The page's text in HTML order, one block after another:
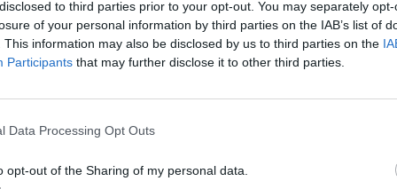
to third parties prior to your opt-out. You may separately
of your personal information by third parties on the IAB’s list of
This information may also be disclosed by us to third parties on the
Participants that may further disclose it to other third parties.
Data Processing Opt Outs
opt-out of the Sharing of my personal data.
vegetal anomenada Heura que emula la
s'ha alçat aquest dijous com la millor startup
el jurat del The Food Factory i que ja ha
del Celler de Can Roca. El seu creador és en
va explicar a VIA Empresa, va veure que
a l'acció calia oferir una alternativa a